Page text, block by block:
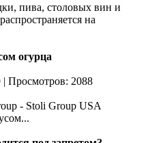
пива, столовых вин и
на
огурца
| Просмотров: 2088
- Stoli Group USA